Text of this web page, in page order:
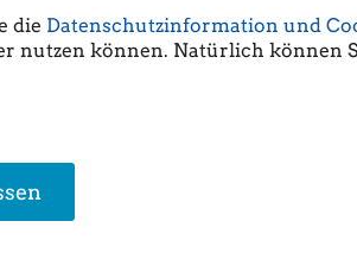
die Datenschutzinformation und
nutzen können. Natürlich können
ein erstes Handelsabkommen nach der
übertragenen Telefonat gab er
bekannt, deren Details noch
Schweiz mit Vertretern der Volksrepublik China
hat vor dem Treffen niedrigere Zölle für
richtig zu sein!", schrieb er in seinem
Zölle von bis zu 145 Prozent auf Waren